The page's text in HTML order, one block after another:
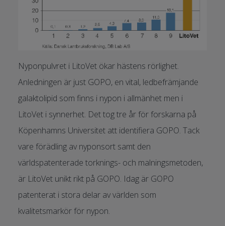
Nyponpulvret i LitoVet ökar hästens rörlighet.
Anledningen är just GOPO, en vital, ledbefrämjande
galaktolipid som finns i nypon i allmänhet men i
LitoVet i synnerhet. Det tog tre år för forskarna på
Köpenhamns Universitet att identifiera GOPO. Tack
vare förädling av nyponsort samt den
världspatenterade torknings- och malningsmetoden,
är LitoVet unikt rikt på GOPO. Idag är GOPO
patenterat i stora delar av världen som
kvalitetsmarkör för nypon.